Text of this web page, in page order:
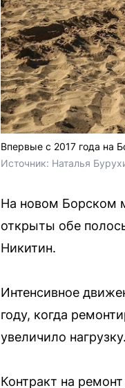
Впервые с 2017 года на
Источник: Наталья
На новом Борском
открыты обе
Никитин.
Интенсивное
году, когда
увеличило нагрузку.
Контракт на